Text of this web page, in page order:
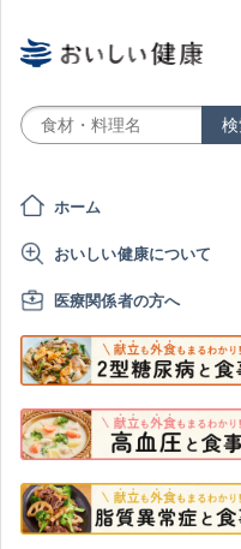
ホーム
おいしい健康について
医療関係者の方へ